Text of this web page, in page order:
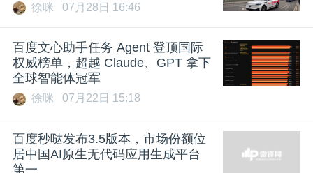
徐咪 07月28日 16:46
百度文心助手任务 Agent 登顶国际
权威榜单，超越 Claude、GPT 拿下
全球智能体冠军
徐咪 07月22日 15:18
百度秒哒发布3.5版本，市场份额位
居中国AI原生无代码应用生成平台
第一